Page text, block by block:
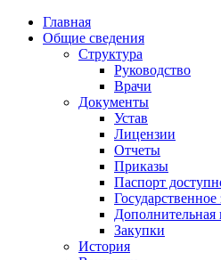
Главная
Общие сведения
Структура
Руководство
Врачи
Документы
Устав
Лицензии
Отчеты
Приказы
Паспорт
Государственное
Закупки
История